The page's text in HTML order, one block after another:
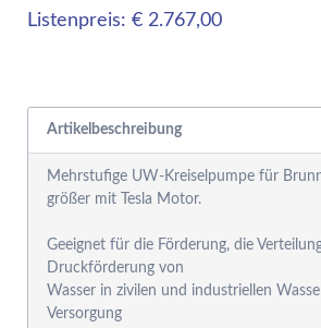
Listenpreis: € 2.767,00
Artikelbeschreibung
Mehrstufige UW-Kreiselpumpe für
größer mit Tesla Motor.
Geeignet für die Förderung, die
Druckförderung von
Wasser in zivilen und industriellen
Versorgung